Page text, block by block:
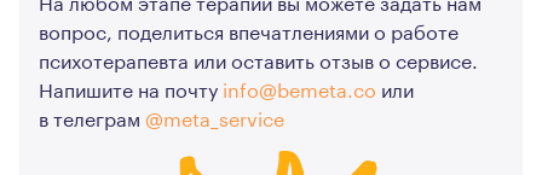
вопрос, поделиться впечатлениями о работе
психотерапевта или оставить отзыв о сервисе.
Напишите на почту info@bemeta.co или
в телеграм @meta_service